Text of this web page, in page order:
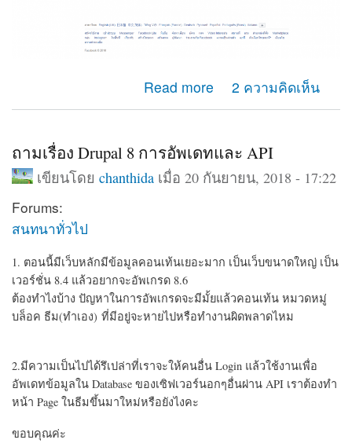
Read more
about คือมันขึ้นว่า น่าเสียดายคุณไม่สามารถเข้าถึงบัญชี
ของคุณ ตามที่แนบภาพไปค่ะมีวิธีแก้ไขไหมค่ะ
2 ความคิดเห็น
ถามเรื่อง Drupal 8 การอัพเดทและ API
เขียนโดย chanthidaเมื่อ 20 กันยายน, 2018 - 17:22
Forums:
สนทนาทั่วไป
1. ตอนนี้มีเว็บหลักมีข้อมูลคอนเท้นเยอะมาก เป็นเว็บขนาดใหญ่ เป็น
เวอร์ชั่น 8.4 แล้วอยากจะอัพเกรด 8.6
ต้องทำไงบ้าง ปัญหาในการอัพเกรดจะมีมั้ยแล้วคอนเท้น หมวดหมู่
บล็อค ธีม(ทำเอง) ที่มีอยู่จะหายไปหรือทำงานผิดพลาดไหม
2.มีความเป็นไปได้รึเปล่าที่เราจะให้คนอื่น Login แล้วใช้งานเพื่อ
อัพเดทข้อมูลใน Database ของเซิฟเวอร์นอกๆอื่นผ่าน API เราต้องทำ
หน้า Page ในธีมขึ้นมาใหม่หรือยังไงคะ
ขอบคุณค่ะ